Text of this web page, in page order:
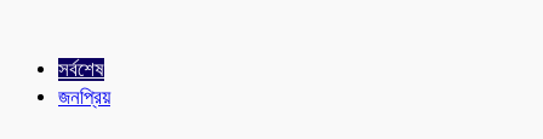
সর্বশেষ
জনপ্রিয়